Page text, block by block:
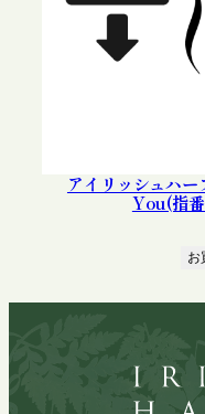
アイリッシュハ
You(指
お